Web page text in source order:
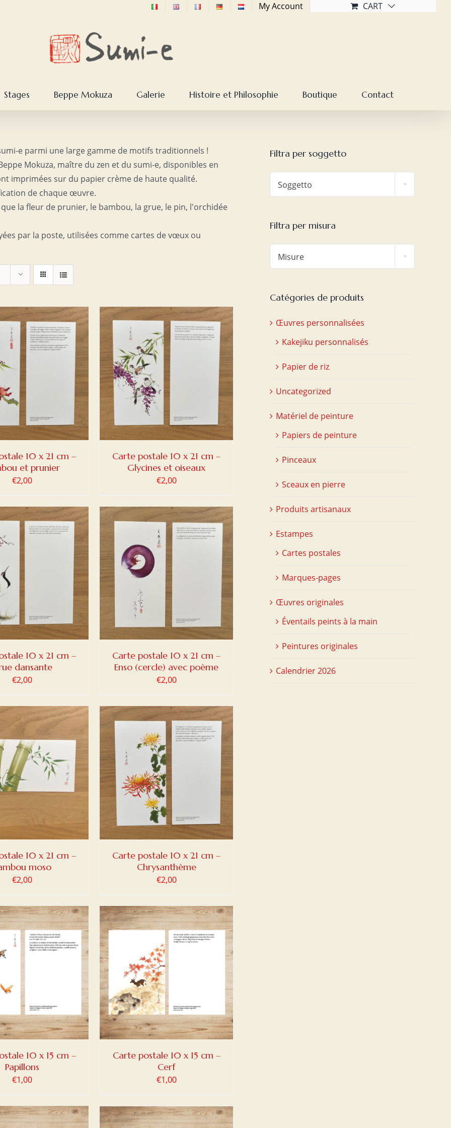
My Account CART
Stages Beppe Mokuza Galerie Histoire et Philosophie Boutique Contact
e parmi une large gamme de motifs traditionnels !
Mokuza, maître du zen et du sumi-e, disponibles en
imprimées sur du papier crème de haute qualité.
de chaque œuvre.
la fleur de prunier, le bambou, la grue, le pin, l'orchidée
par la poste, utilisées comme cartes de vœux ou
10 x 21 cm –
et prunier
€2,00
AU PANIER
Carte postale 10 x 21 cm –
Glycines et oiseaux
€2,00
10 x 21 cm –
dansante
€2,00
AU PANIER DETAILS
Carte postale 10 x 21 cm –
Enso (cercle) avec poème
€2,00
10 x 21 cm –
moso
€2,00
AU PANIER / DETAILS
Carte postale 10 x 21 cm –
Chrysanthème
€2,00
10 x 15 cm –
Papillons
€1,00
AU PANIER DETAILS
Carte postale 10 x 15 cm –
Cerf
€1,00
Filtra per soggetto
Soggetto
Filtra per misura
Misure
Catégories de produits
Œuvres personnalisées
Kakejiku personnalisés
Papier de riz
Uncategorized
Matériel de peinture
Papiers de peinture
Pinceaux
Sceaux en pierre
Produits artisanaux
Estampes
Cartes postales
Marques-pages
Œuvres originales
Éventails peints à la main
Peintures originales
Calendrier 2026